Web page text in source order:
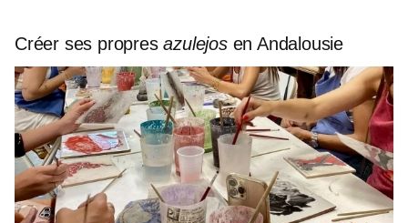
Créer ses propresazulejos en Andalousie